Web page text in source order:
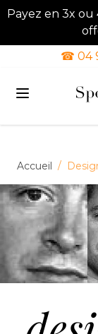
Payez en 3x
☎ 04
Accueil /